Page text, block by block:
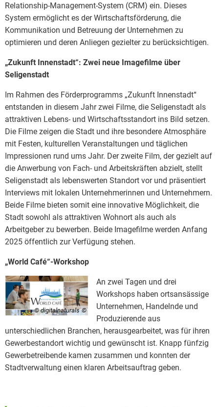
Relationship-Management-System (CRM) ein. Dieses
System ermöglicht es der Wirtschaftsförderung, die
Kommunikation und Betreuung der Unternehmen zu
optimieren und deren Anliegen gezielter zu berücksichtigen.
„Zukunft Innenstadt“: Zwei neue Imagefilme über
Seligenstadt
Im Rahmen des Förderprogramms „Zukunft Innenstadt“
entstanden in diesem Jahr zwei Filme, die Seligenstadt als
attraktiven Lebens- und Wirtschaftsstandort ins Bild setzen.
Die Filme zeigen die Stadt und ihre besondere Atmosphäre
mit Festen, kulturellen Veranstaltungen und täglichen
Impressionen rund ums Jahr. Der zweite Film, der gezielt auf
die Anwerbung von Fach- und Arbeitskräften abzielt, stellt
Seligenstadt als lebenswerten Standort vor und präsentiert
Interviews mit lokalen Unternehmerinnen und Unternehmern.
Beide Filme bieten somit eine innovative Möglichkeit, die
Stadt sowohl als attraktiven Wohnort als auch als
Arbeitgeber zu bewerben. Beide Imagefilme werden Anfang
2025 öffentlich zur Verfügung stehen.
„World Café“-Workshop
© digitalnaturals
An zwei Tagen und drei
Workshops haben ortsansässige
Unternehmen, Handelnde und
Produzierende aus
unterschiedlichen Branchen, herausgearbeitet, was für ihren
Gewerbestandort wichtig und gewünscht ist. Knapp fünfzig
Gewerbetreibende kamen zusammen und konnten der
Stadtverwaltung einen klaren Arbeitsauftrag geben.